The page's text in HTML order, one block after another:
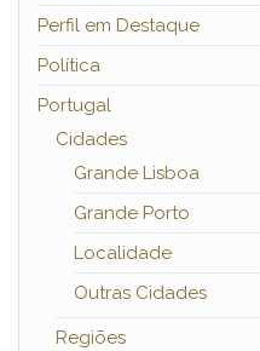
Perfil em Destaque
Política
Portugal
Cidades
Grande Lisboa
Grande Porto
Localidade
Outras Cidades
Regiões